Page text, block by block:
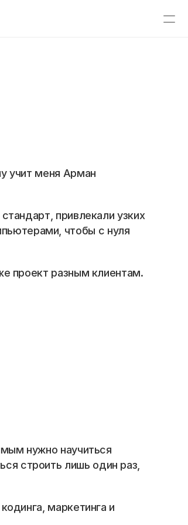
учит меня Арман
привлекали узких
чтобы с нуля
проект разным клиентам.
нужно научиться
строить лишь один раз,
маркетинга и